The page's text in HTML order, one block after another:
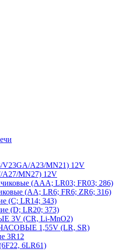
V23GA/A23/MN21) 12V
A27/MN27) 12V
(AAA; LR03; FR03; 286)
(AA; LR6; FR6; ZR6; 316)
(C; LR14; 343)
(D; LR20; 373)
3V (CR, Li-MnO2)
ЧАСОВЫЕ 1,55V (LR, SR)
3R12
6LR61)